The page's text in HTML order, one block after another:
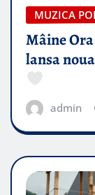
MUZICA
Mâine Ora
lansa
admin